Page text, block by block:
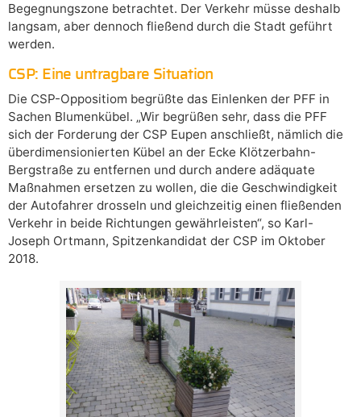
Begegnungszone betrachtet. Der Verkehr müsse deshalb
langsam, aber dennoch fließend durch die Stadt geführt
werden.
CSP: Eine untragbare Situation
Die CSP-Oppositiom begrüßte das Einlenken der PFF in
Sachen Blumenkübel. „Wir begrüßen sehr, dass die PFF
sich der Forderung der CSP Eupen anschließt, nämlich die
überdimensionierten Kübel an der Ecke Klötzerbahn-
Bergstraße zu entfernen und durch andere adäquate
Maßnahmen ersetzen zu wollen, die die Geschwindigkeit
der Autofahrer drosseln und gleichzeitig einen fließenden
Verkehr in beide Richtungen gewährleisten“, so Karl-
Joseph Ortmann, Spitzenkandidat der CSP im Oktober
2018.